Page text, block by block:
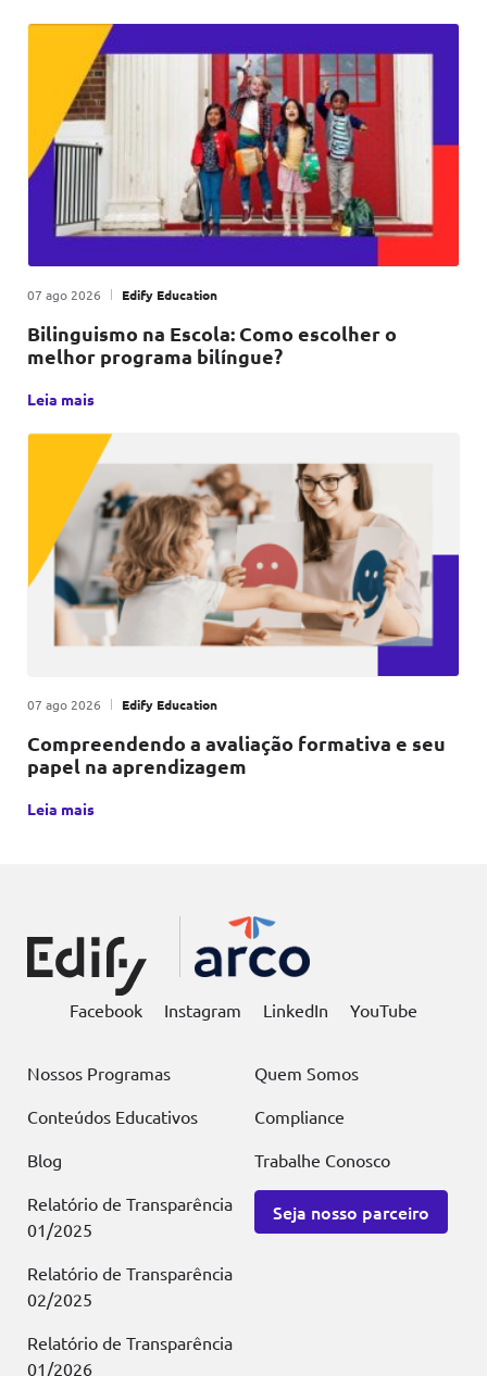
Bilinguismo na Escola: Como escolher o
melhor programa bilíngue?
Publicado em
07 ago 2026 | por
Edify Education
Leia mais
Compreendendo a avaliação formativa e seu
papel na aprendizagem
Publicado em
07 ago 2026 | por
Edify Education
Leia mais
Facebook Instagram LinkedIn YouTube
Nossos Programas
Conteúdos Educativos
Blog
Relatório de Transparência
01/2025
Relatório de Transparência
02/2025
Relatório de Transparência
01/2026
Quem Somos
Compliance
Trabalhe Conosco
Seja nosso parceiro